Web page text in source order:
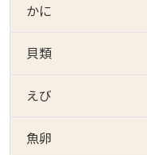
かに
貝類
えび
魚卵